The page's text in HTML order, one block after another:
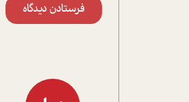
فرستادن دیدگاه